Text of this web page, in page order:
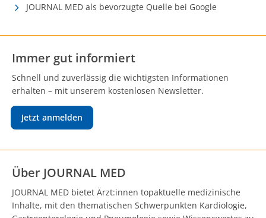
JOURNAL MED als bevorzugte Quelle bei Google
Immer gut informiert
Schnell und zuverlässig die wichtigsten Informationen
erhalten – mit unserem kostenlosen Newsletter.
Jetzt anmelden
Über JOURNAL MED
JOURNAL MED bietet Ärzt:innen topaktuelle medizinische
Inhalte, mit den thematischen Schwerpunkten Kardiologie,